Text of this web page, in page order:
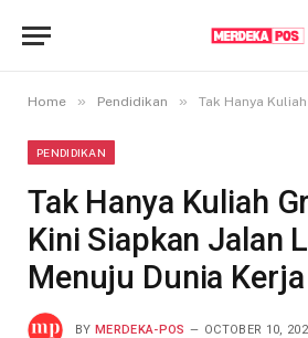
Home » Pendidikan » Tak Hanya Kuliah Gratis, LPDP
PENDIDIKAN
Tak Hanya Kuliah
Kini Siapkan Jalan
Menuju Dunia Kerja
BY MERDEKA-POS OCTOBER 10,